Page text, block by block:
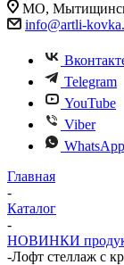
МО,
info@artli-
Telegram
YouTube
Viber
WhatsApp
Главная
-
Каталог
-
НОВИНКИ
-Лофт стеллаж с